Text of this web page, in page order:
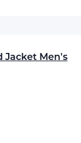
Jacket Men's